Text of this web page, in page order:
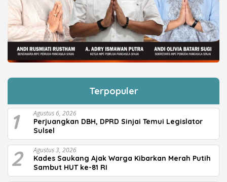
Terpopuler
1 Agustus 6, 2026
Perjuangkan DBH, DPRD Sinjai Temui Legislator
Sulsel
2 Agustus 3, 2026
Kades Saukang Ajak Warga Kibarkan Merah Putih
Sambut HUT ke-81 RI